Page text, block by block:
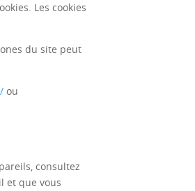
Les cookies
du site peut
ou
consultez
et que vous